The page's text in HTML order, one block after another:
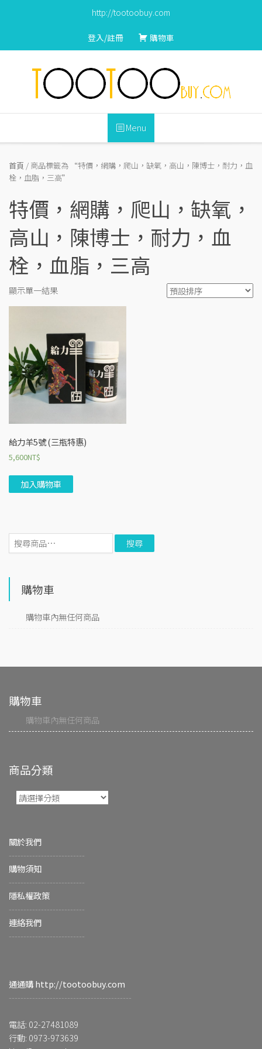
n
e
http://tootoobuy.com
登入/註冊 購物車
Menu
首頁 / 商品標籤為 “特價，網購，爬山，缺氧，高山，陳博士，耐力，血
栓，血脂，三高”
特價，網購，爬山，缺氧，
高山，陳博士，耐力，血
栓，血脂，三高
顯示單一結果
給力羊5號 (三瓶特惠)
5,600NT$
加入購物車
搜
尋
購物車
購物車內無任何商品
購物車
購物車內無任何商品
商品分類
關於我們
--------------------------
購物須知
--------------------------
隱私權政策
--------------------------
連絡我們
--------------------------
通通購 http://tootoobuy.com
------------------------------------------
電話: 02-27481089
行動: 0973-973639